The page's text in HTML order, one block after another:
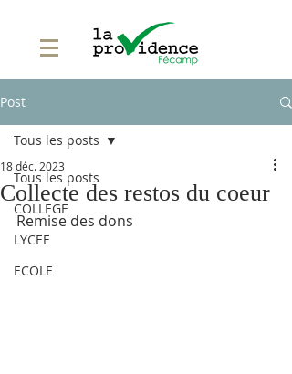
Post
Tous les posts
COLLEGE
LYCEE
ECOLE
Tous les posts
Collecte des restos du coeur
18 déc. 2023
Remise des dons